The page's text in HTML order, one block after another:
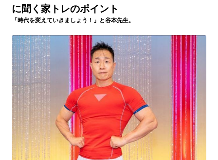
に聞く家トレのポイント
「時代を変えていきましょう！」と谷本先生。